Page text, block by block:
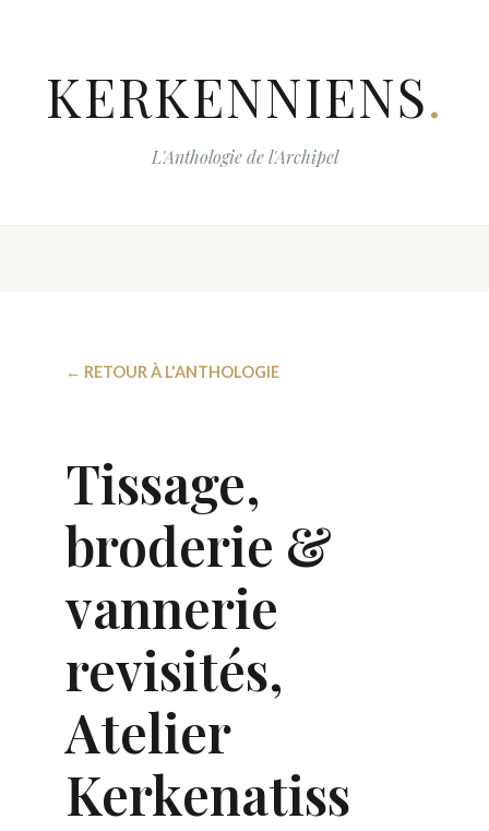
KERKENNIENS.
L'Anthologie de l'Archipel
← RETOUR À L'ANTHOLOGIE
Tissage,
broderie &
vannerie
revisités,
Atelier
Kerkenatiss